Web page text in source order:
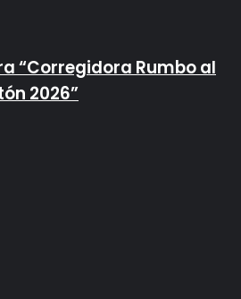
“Corregidora Rumbo al
2026”